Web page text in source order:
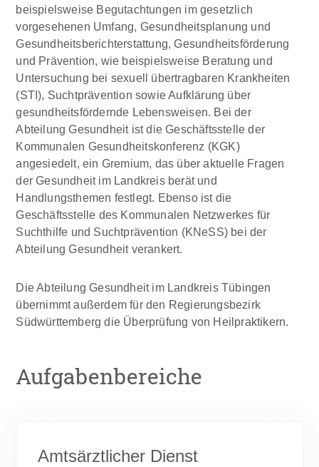
beispielsweise Begutachtungen im gesetzlich
vorgesehenen Umfang, Gesundheitsplanung und
Gesundheitsberichterstattung, Gesundheitsförderung
und Prävention, wie beispielsweise Beratung und
Untersuchung bei sexuell übertragbaren Krankheiten
(STI), Suchtprävention sowie Aufklärung über
gesundheitsfördernde Lebensweisen. Bei der
Abteilung Gesundheit ist die Geschäftsstelle der
Kommunalen Gesundheitskonferenz (KGK)
angesiedelt, ein Gremium, das über aktuelle Fragen
der Gesundheit im Landkreis berät und
Handlungsthemen festlegt. Ebenso ist die
Geschäftsstelle des Kommunalen Netzwerkes für
Suchthilfe und Suchtprävention (KNeSS) bei der
Abteilung Gesundheit verankert.
Die Abteilung Gesundheit im Landkreis Tübingen
übernimmt außerdem für den Regierungsbezirk
Südwürttemberg die Überprüfung von Heilpraktikern.
Aufgabenbereiche
Amtsärztlicher Dienst